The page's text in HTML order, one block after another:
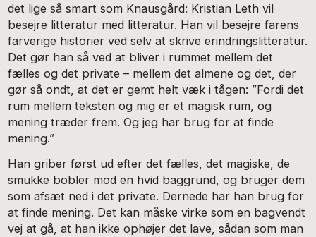
det lige så smart som Knausgård: Kristian Leth vil
besejre litteratur med litteratur. Han vil besejre farens
farverige historier ved selv at skrive erindringslitteratur.
Det gør han så ved at bliver i rummet mellem det
fælles og det private – mellem det almene og det, der
gør så ondt, at det er gemt helt væk i tågen: ”Fordi det
rum mellem teksten og mig er et magisk rum, og
mening træder frem. Og jeg har brug for at finde
mening.”
Han griber først ud efter det fælles, det magiske, de
smukke bobler mod en hvid baggrund, og bruger dem
som afsæt ned i det private. Dernede har han brug for
at finde mening. Det kan måske virke som en bagvendt
vej at gå, at han ikke ophøjer det lave, sådan som man